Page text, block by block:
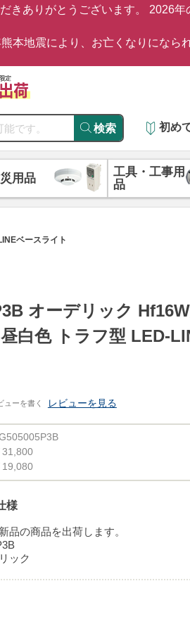
きありがとうございます。 2026
本地震により、お亡くなりになら
検索 初め
用品
工具・工事用
品
ベースライト
オーデリック
白色 トラフ型 LED-
ューを書く レビューを見る
31,800
19,080
様
新品の商品を出荷します。
ック